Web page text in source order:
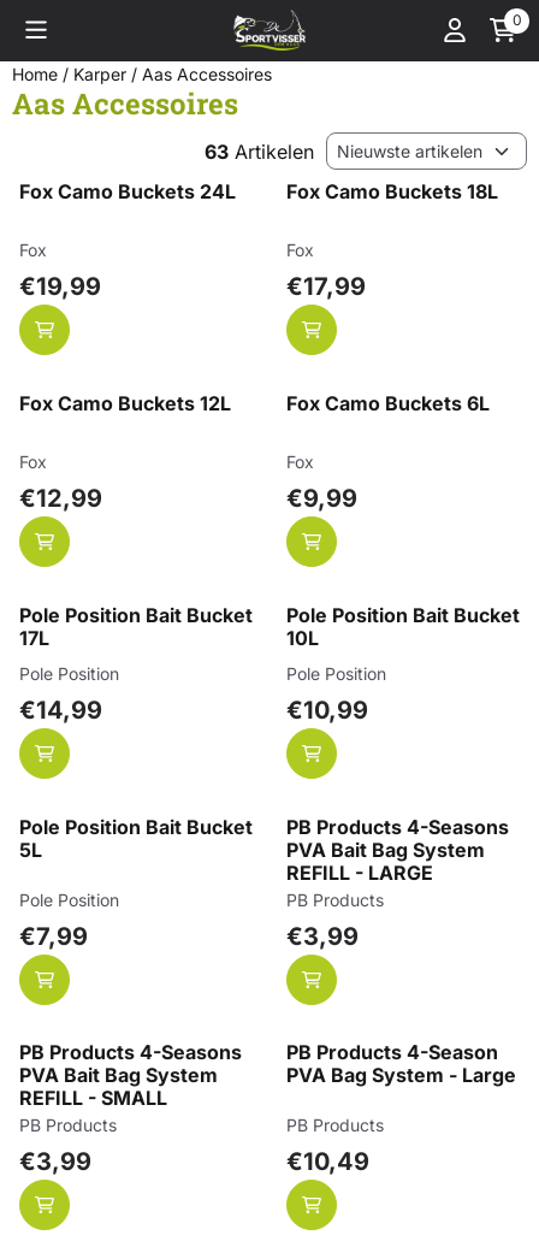
Cookievoorkeuren zijn momenteel gesloten. 0
Home / Karper / Aas Accessoires
Aas Accessoires
63 Artikelen Sorteermethode
Fox Camo Buckets 24L
Merk:
Fox
Prijs: 19,99
€19,99
Fox Camo Buckets 18L
Merk:
Fox
Prijs: 17,99
€17,99
Fox Camo Buckets 12L
Merk:
Fox
Prijs: 12,99
€12,99
Fox Camo Buckets 6L
Merk:
Fox
Prijs: 9,99
€9,99
Pole Position Bait Bucket
17L
Merk:
Pole Position
Prijs: 14,99
€14,99
Pole Position Bait Bucket
10L
Merk:
Pole Position
Prijs: 10,99
€10,99
Pole Position Bait Bucket
5L
Merk:
Pole Position
Prijs: 7,99
€7,99
PB Products 4-Seasons
PVA Bait Bag System
REFILL - LARGE
Merk:
PB Products
Prijs: 3,99
€3,99
PB Products 4-Seasons
PVA Bait Bag System
REFILL - SMALL
Merk:
PB Products
Prijs: 3,99
€3,99
PB Products 4-Season
PVA Bag System - Large
Merk:
PB Products
Prijs: 10,49
€10,49